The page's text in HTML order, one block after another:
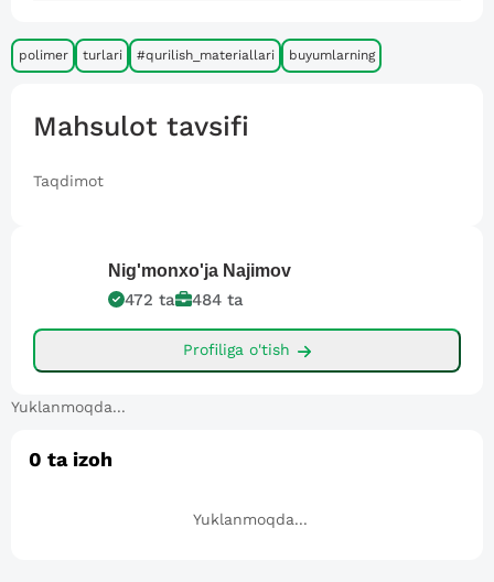
polimer turlari #qurilish_materiallari buyumlarning
Mahsulot tavsifi
Taqdimot
Nig'monxo'ja Najimov
472 ta 484 ta
Profiliga o'tish
Yuklanmoqda...
0 ta izoh
Yuklanmoqda...